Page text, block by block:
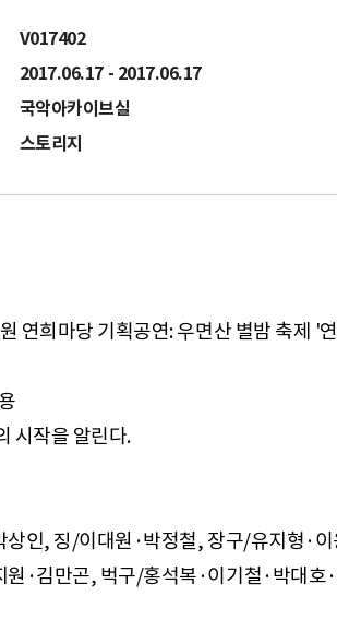
V017402
2017.06.17 - 2017.06.17
국악아카이브실
스토리지
연희마당 기획공연: 우면산 별밤 축제 '
마당을 돌며 축제의 시작을 알린다.
인, 징/이대원·박정철, 장구/유지형·